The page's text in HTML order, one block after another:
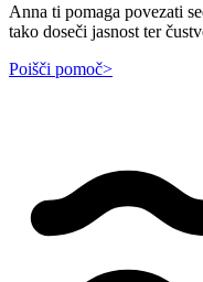
Anna ti pomaga povezati
tako doseči jasnost ter
Poišči pomoč>